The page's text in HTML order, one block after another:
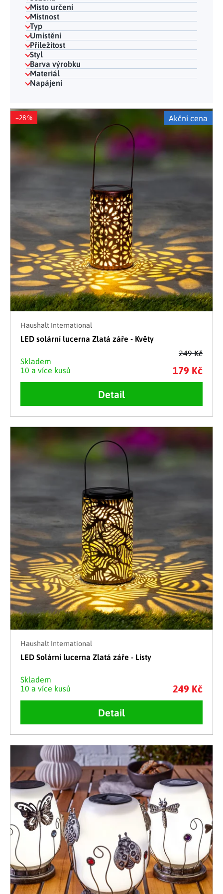
Místo určení
Místnost
Typ
Umístění
Příležitost
Styl
Barva výrobku
Materiál
Napájení
Výpis produktů Akční cena
249 Kč
–28 %
Haushalt International
LED solární lucerna Zlatá záře - Květy
Skladem
10 a více kusů
179 Kč
Detail
Haushalt International
LED Solární lucerna Zlatá záře - Listy
Skladem
10 a více kusů
249 Kč
Detail